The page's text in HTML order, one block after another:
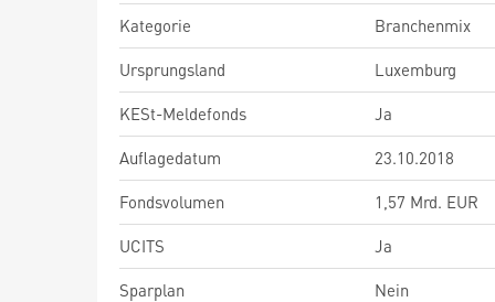
Kategorie
Branchenmix
Ursprungsland
Luxemburg
KESt-Meldefonds
Ja
Auflagedatum
23.10.2018
Fondsvolumen
1,57 Mrd. EUR
UCITS
Ja
Sparplan
Nein